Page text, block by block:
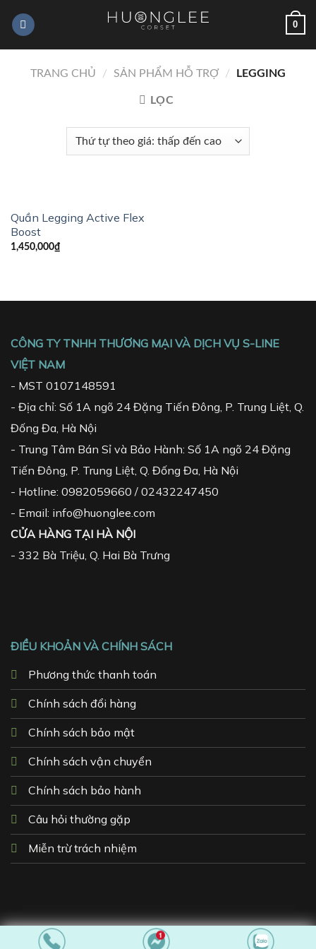
0
TRANG CHỦ / SẢN PHẨM HỖ TRỢ / LEGGING
LỌC
Quần Legging Active Flex
Boost
1,450,000₫
CÔNG TY TNHH THƯƠNG MẠI VÀ DỊCH VỤ S-LINE
VIỆT NAM
- MST 0107148591
- Địa chỉ: Số 1A ngõ 24 Đặng Tiến Đông, P. Trung Liệt, Q.
Đống Đa, Hà Nội
- Trung Tâm Bán Sỉ và Bảo Hành: Số 1A ngõ 24 Đặng
Tiến Đông, P. Trung Liệt, Q. Đống Đa, Hà Nội
- Hotline: 0982059660 / 02432247450
- Email: info@huonglee.com
CỬA HÀNG TẠI HÀ NỘI
- 332 Bà Triệu, Q. Hai Bà Trưng
ĐIỀU KHOẢN VÀ CHÍNH SÁCH
Phương thức thanh toán
Chính sách đổi hàng
Chính sách bảo mật
Chính sách vận chuyển
Chính sách bảo hành
Câu hỏi thường gặp
Miễn trừ trách nhiệm